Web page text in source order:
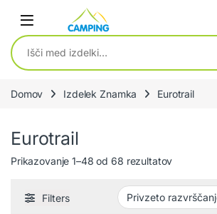
Išči:
Domov Izdelek Znamka Eurotrail
Eurotrail
Prikazovanje 1–48 od 68 rezultatov
Filters